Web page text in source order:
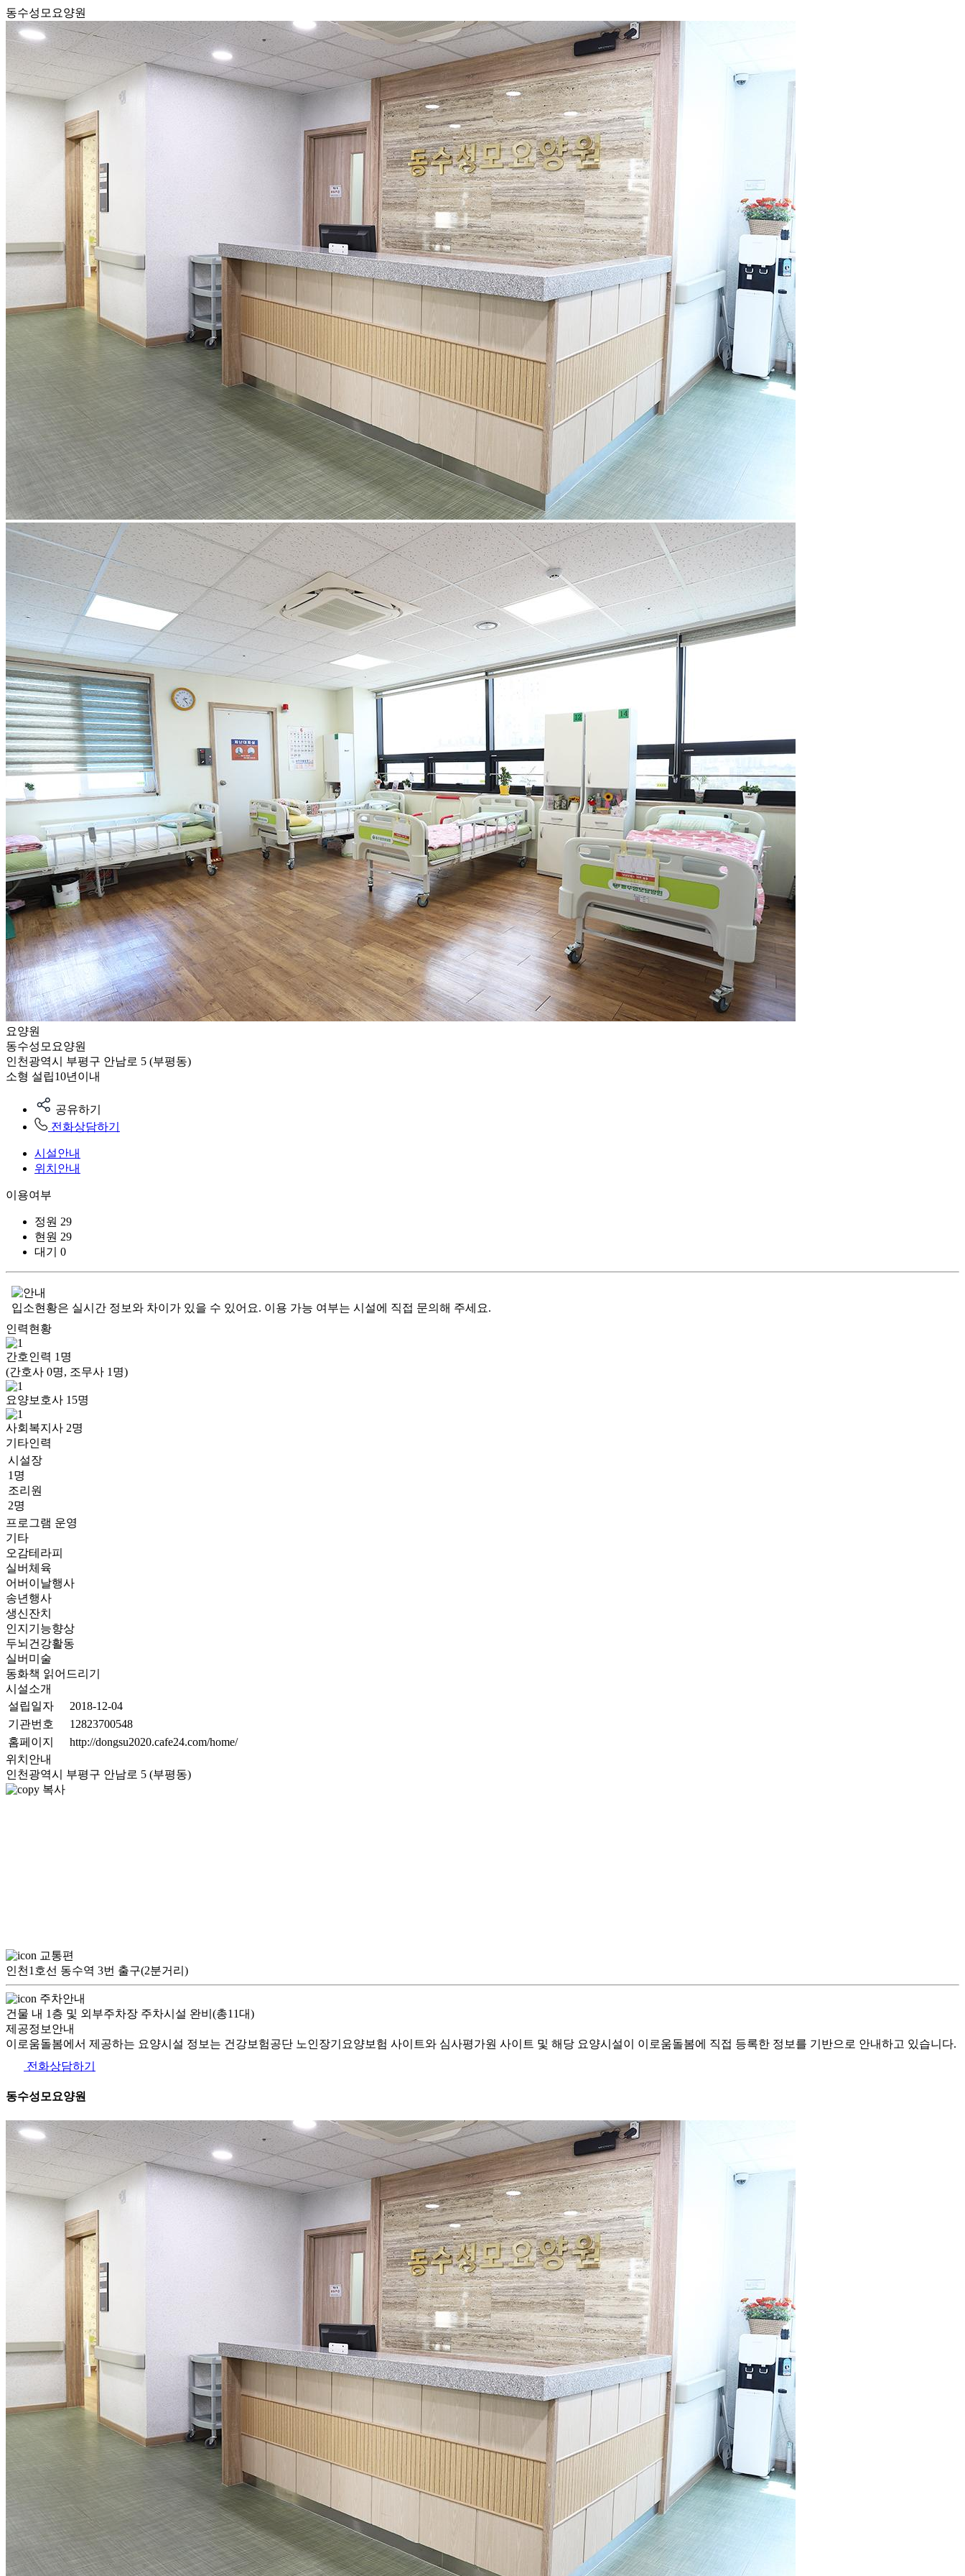
동수성모요양원
요양원
동수성모요양원
인천광역시 부평구 안남로 5 (부평동)
소형 설립10년이내
공유하기
전화상담하기
시설안내
위치안내
이용여부
정원 29
현원 29
대기
0
입소현황은 실시간 정보와 차이가 있을 수 있어요. 이용 가능 여부는 시설에 직접 문의해 주세요.
인력현황
간호인력 1 명
(간호사 0명, 조무사 1명)
요양보호사 15명
사회복지사 2명
기타인력
시설장
1명
조리원
2명
프로그램 운영
기타
오감테라피
실버체육
어버이날행사
송년행사
생신잔치
인지기능향상
두뇌건강활동
실버미술
동화책 읽어드리기
시설소개
설립일자
2018-12-04
기관번호
12823700548
홈페이지
http://dongsu2020.cafe24.com/home/
위치안내
인천광역시 부평구 안남로 5 (부평동)
복사
교통편
인천1호선 동수역 3번 출구(2분거리)
주차안내
건물 내 1층 및 외부주차장 주차시설 완비(총11대)
제공정보안내
이로움돌봄에서 제공하는 요양시설 정보는 건강보험공단 노인장기요양보험 사이트와 심사평가원 사이트 및 해당 요양시설이 이로움돌봄에 직접 등록한 정보를 기반으로 안내하고 있습니다.
전화상담하기
동수성모요양원